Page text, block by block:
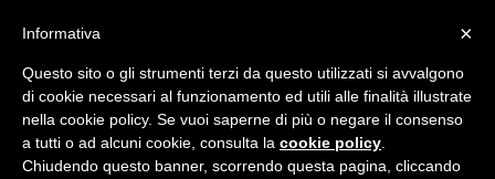
×
Informativa
Questo sito o gli strumenti terzi da questo utilizzati si avvalgono
di cookie necessari al funzionamento ed utili alle finalità illustrate
nella cookie policy. Se vuoi saperne di più o negare il consenso
a tutti o ad alcuni cookie, consulta la cookie policy
Chiudendo questo banner, scorrendo questa pagina, cliccando